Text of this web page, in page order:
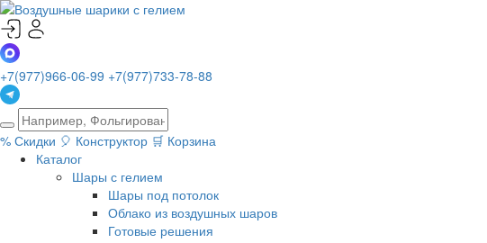
+7(977)966-06-99 +7(977)733-78-88
% Скидки 🎈 Конструктор 🛒 Корзина
Каталог
Шары с гелием
Шары под потолок
Облако из воздушных шаров
Готовые решения